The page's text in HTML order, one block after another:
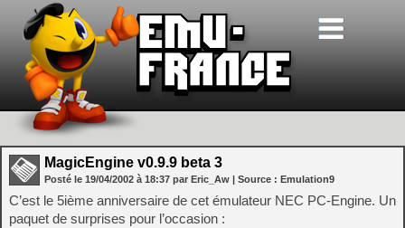
MagicEngine v0.9.9 beta 3
Posté le 19/04/2002 à 18:37 par Eric_Aw | Source : Emulation9
C’est le 5ième anniversaire de cet émulateur NEC PC-Engine. Un
paquet de surprises pour l’occasion :